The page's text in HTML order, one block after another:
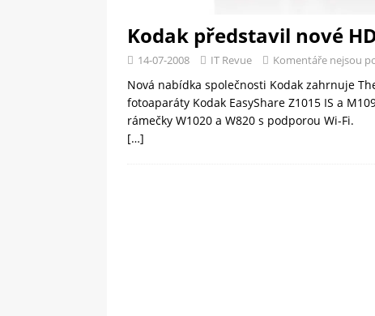
Kodak představil nové
14-07-2008 IT Revue Komentáře nejsou
Nová nabídka společnosti Kodak zahrnuje
fotoaparáty Kodak EasyShare Z1015 IS a
rámečky W1020 a W820 s podporou Wi-Fi.
[…]